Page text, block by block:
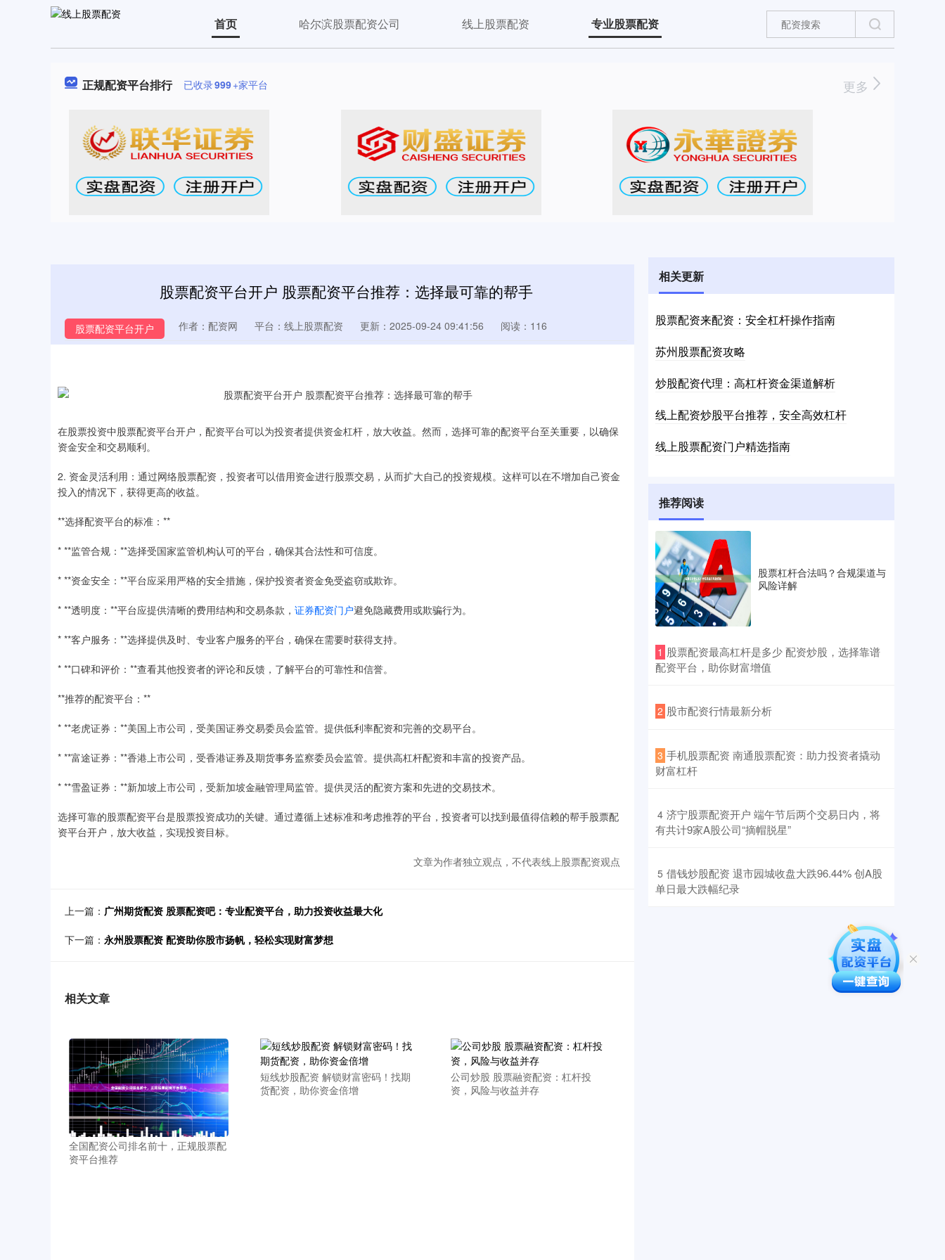
首页 哈尔滨股票配资公司 线上股票配资 专业股票配资
正规配资平台排行 已收录999+家平台 更多
股票配资平台开户 股票配资平台推荐：选择最可靠的帮手
股票配资平台开户 作者：配资网 平台：线上股票配资 更新：2025-09-24 09:41:56 阅读：116
在股票投资中股票配资平台开户，配资平台可以为投资者提供资金杠杆，放大收益。然而，选择可靠的配资平台至关重要，以确保
资金安全和交易顺利。
2. 资金灵活利用：通过网络股票配资，投资者可以借用资金进行股票交易，从而扩大自己的投资规模。这样可以在不增加自己资金
投入的情况下，获得更高的收益。
**选择配资平台的标准：**
* **监管合规：**选择受国家监管机构认可的平台，确保其合法性和可信度。
* **资金安全：**平台应采用严格的安全措施，保护投资者资金免受盗窃或欺诈。
* **透明度：**平台应提供清晰的费用结构和交易条款， 证券配资门户避免隐藏费用或欺骗行为。
* **客户服务：**选择提供及时、专业客户服务的平台，确保在需要时获得支持。
* **口碑和评价：**查看其他投资者的评论和反馈，了解平台的可靠性和信誉。
**推荐的配资平台：**
* **老虎证券：**美国上市公司，受美国证券交易委员会监管。提供低利率配资和完善的交易平台。
* **富途证券：**香港上市公司，受香港证券及期货事务监察委员会监管。提供高杠杆配资和丰富的投资产品。
* **雪盈证券：**新加坡上市公司，受新加坡金融管理局监管。提供灵活的配资方案和先进的交易技术。
选择可靠的股票配资平台是股票投资成功的关键。通过遵循上述标准和考虑推荐的平台，投资者可以找到最值得信赖的帮手股票配
资平台开户，放大收益，实现投资目标。
文章为作者独立观点，不代表线上股票配资观点
上一篇： 广州期货配资 股票配资吧：专业配资平台，助力投资收益最大化
下一篇： 永州股票配资 配资助你股市扬帆，轻松实现财富梦想
相关文章
全国配资公司排名前十，正规股票配
资平台推荐
短线炒股配资 解锁财富密码！找期
货配资，助你资金倍增
公司炒股 股票融资配资：杠杆投
资，风险与收益并存
相关更新
股票配资来配资：安全杠杆操作指南
苏州股票配资攻略
炒股配资代理：高杠杆资金渠道解析
线上配资炒股平台推荐，安全高效杠杆
线上股票配资门户精选指南
推荐阅读
股票杠杆合法吗？合规渠道与
风险详解
1 ​股票配资最高杠杆是多少 配资炒股，选择靠谱
配资平台，助你财富增值
2 ​股市配资行情最新分析
3 ​手机股票配资 南通股票配资：助力投资者撬动
财富杠杆
4 ​济宁股票配资开户 端午节后两个交易日内，将
有共计9家A股公司“摘帽脱星”
5 ​借钱炒股配资 退市园城收盘大跌96.44% 创A股
单日最大跌幅纪录